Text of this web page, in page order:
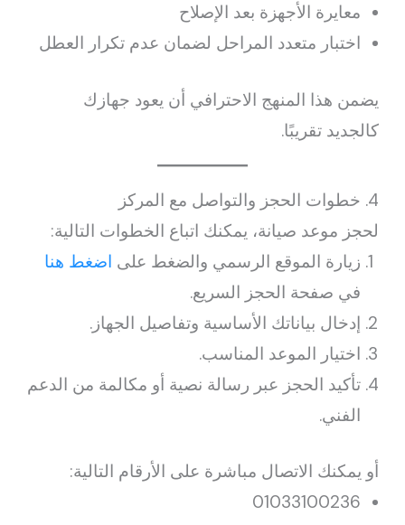
معايرة الأجهزة بعد الإصلاح
اختبار متعدد المراحل لضمان عدم تكرار العطل
يضمن هذا المنهج الاحترافي أن يعود جهازك
كالجديد تقريبًا.
4. خطوات الحجز والتواصل مع المركز
لحجز موعد صيانة، يمكنك اتباع الخطوات التالية:
زيارة الموقع الرسمي والضغط على اضغط هنا
في صفحة الحجز السريع.
إدخال بياناتك الأساسية وتفاصيل الجهاز.
اختيار الموعد المناسب.
تأكيد الحجز عبر رسالة نصية أو مكالمة من الدعم
الفني.
أو يمكنك الاتصال مباشرة على الأرقام التالية:
01033100236